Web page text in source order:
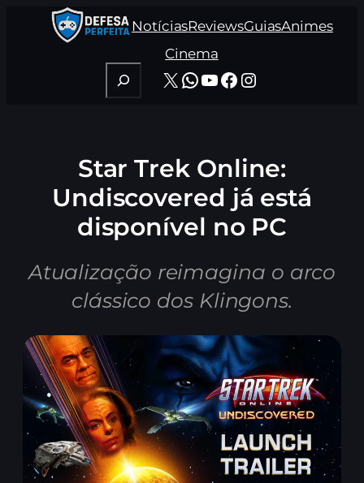
NotíciasReviewsGuiasAnimes
Cinema
Pesquisar
X WhatsApp
Youtube
Facebook
Instagram
Star Trek Online:
Undiscovered já está
disponível no PC
Atualização reimagina o arco
clássico dos Klingons.